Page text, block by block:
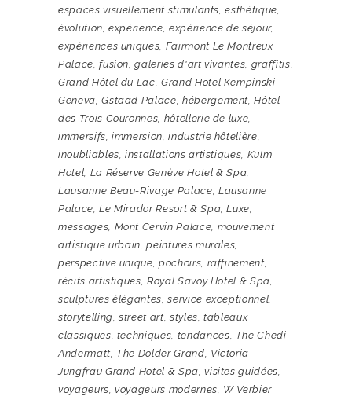
espaces visuellement stimulants,esthétique,
évolution,expérience, expérience de séjour,
expériences uniques, Fairmont Le Montreux
Palace,fusion,galeries d'art vivantes, graffitis,
Grand Hôtel du Lac,Grand Hotel Kempinski
Geneva,Gstaad Palace, hébergement,Hôtel
des Trois Couronnes, hôtellerie de luxe,
immersifs,immersion,industrie hôtelière,
inoubliables,installations artistiques, Kulm
Hotel, La Réserve Genève Hotel & Spa,
Lausanne Beau-Rivage Palace, Lausanne
Palace,Le Mirador Resort & Spa,Luxe,
messages, Mont Cervin Palace, mouvement
artistique urbain,peintures murales,
perspective unique,pochoirs, raffinement,
récits artistiques,Royal Savoy Hotel & Spa,
sculptures élégantes,service exceptionnel,
storytelling,street art, styles,tableaux
classiques, techniques, tendances, The Chedi
Andermatt, The Dolder Grand, Victoria-
Jungfrau Grand Hotel & Spa,visites guidées,
voyageurs,voyageurs modernes, W Verbier